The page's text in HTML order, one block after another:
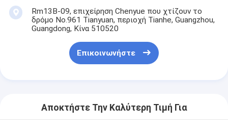
Rm13B-09, επιχείρηση Chenyue που χτίζουν το
δρόμο No.961 Tianyuan, περιοχή Tianhe, Guangzhou,
Guangdong, Κίνα 510520
Επικοινωνήστε
Αποκτήστε Την Καλύτερη Τιμή Για